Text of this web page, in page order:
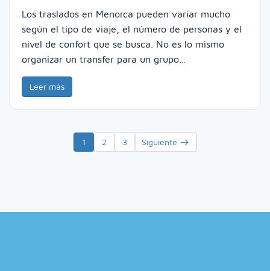
Los traslados en Menorca pueden variar mucho
según el tipo de viaje, el número de personas y el
nivel de confort que se busca. No es lo mismo
organizar un transfer para un grupo…
Leer más
1 2 3 Siguiente →